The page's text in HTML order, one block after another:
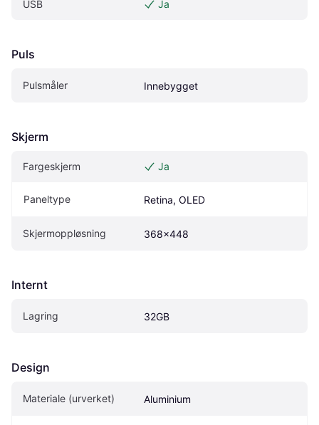
USB Ja
Puls
Pulsmåler Innebygget
Skjerm
Fargeskjerm Ja
Paneltype Retina, OLED
Skjermoppløsning 368x448
Internt
Lagring 32GB
Design
Materiale (urverket) Aluminium